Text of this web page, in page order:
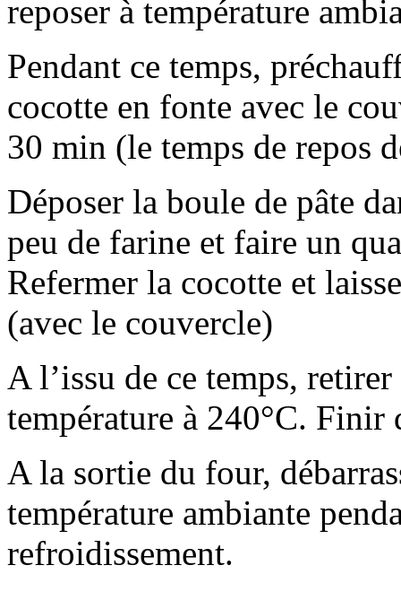
reposer à température
Pendant ce temps,
cocotte en fonte avec le
30 min (le temps de repos
Déposer la boule de pâte
peu de farine et faire un
Refermer la cocotte et
(avec le couvercle)
A l’issu de ce temps,
température à 240°C.
A la sortie du four,
température ambiante
refroidissement.